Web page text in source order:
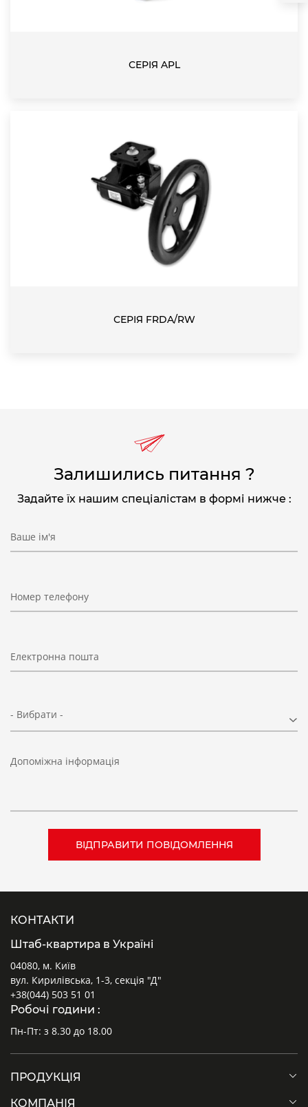
СЕРІЯ APL
СЕРІЯ FRDA/RW
Залишились питання ?
Задайте їх нашим спеціалістам в формі нижче :
Ваше ім'я
Номер телефону
Електронна пошта
- Вибрати -
Допоміжна інформація
КОНТАКТИ
Штаб-квартира в Україні
04080, м. Київ
вул. Кирилівська, 1-3, секція "Д"
+38(044) 503 51 01
Робочі години :
Пн-Пт: з 8.30 до 18.00
ПРОДУКЦІЯ
КОМПАНІЯ